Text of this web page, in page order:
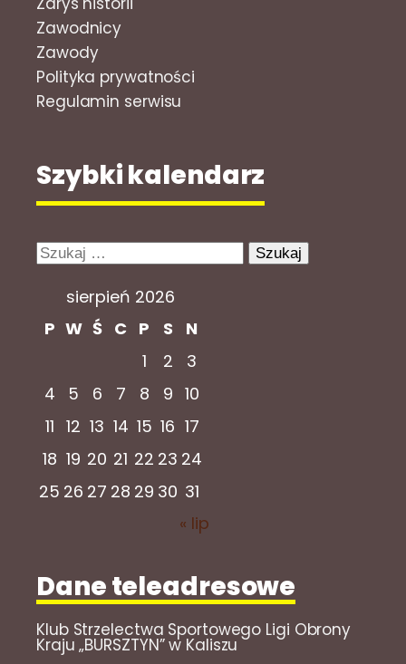
Zawodnicy
Zawody
Polityka prywatności
Regulamin serwisu
Szybki kalendarz
Szukaj:
sierpień 2026
P W Ś C P S
N
1
2
3
4
5 6 7 8 9 10
11 12 13 14 15 16 17
18 19 20 21 22 23 24
25 26 27 28 29 30 31
« lip
Dane teleadresowe
Klub Strzelectwa Sportowego Ligi Obrony
Kraju „BURSZTYN” w Kaliszu